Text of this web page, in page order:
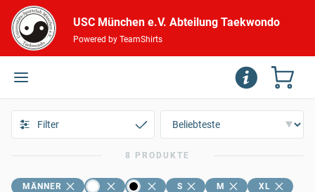
USC München e.V. Abteilung Taekwondo
Powered by TeamShirts
Filter
8 PRODUKTE
MÄNNER S M
XL